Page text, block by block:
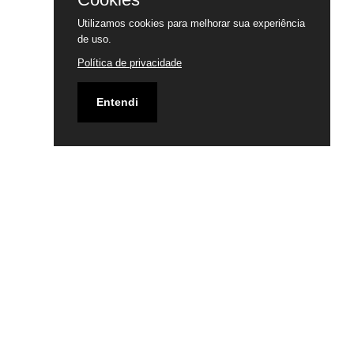
Utilizamos cookies para melhorar sua experiência
de uso.
Política de privacidade
Entendi